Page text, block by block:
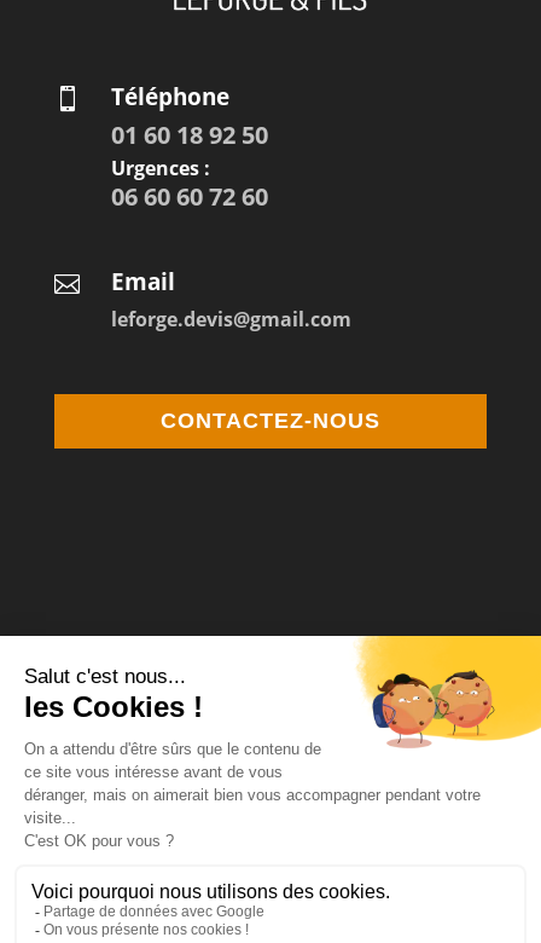
 Téléphone
01 60 18 92 50
Urgences :
06 60 60 72 60
 Email
leforge.devis@gmail.com
CONTACTEZ-NOUS
MCP Médiation
12 square Desnouettes 75015 Paris
www.mcpmediation.org
contact@mcpmediation.org